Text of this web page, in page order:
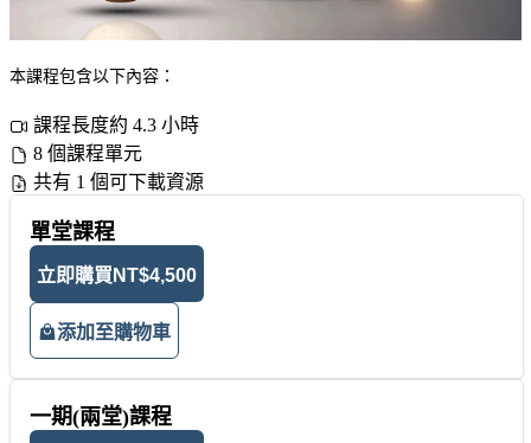
本課程包含以下內容：
課程長度約 4.3 小時
8 個課程單元
共有 1 個可下載資源
單堂課程
立即購買 NT$4,500
添加至購物車
一期(兩堂)課程